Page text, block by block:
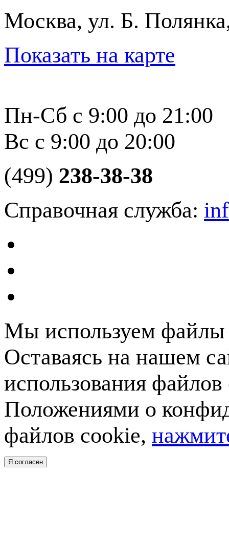
Москва, ул. Б.
Показать на карте
Пн-Сб с 9:00 до 21:00
Вс с 9:00 до 20:00
(499) 238-38-38
Справочная служба:
Мы используем файлы
Оставаясь на нашем
использования
Положениями о
файлов cookie,
Я согласен